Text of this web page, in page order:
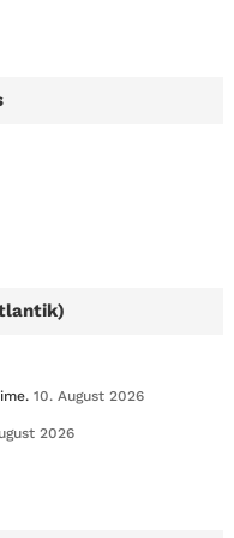
10. August 2026
2026